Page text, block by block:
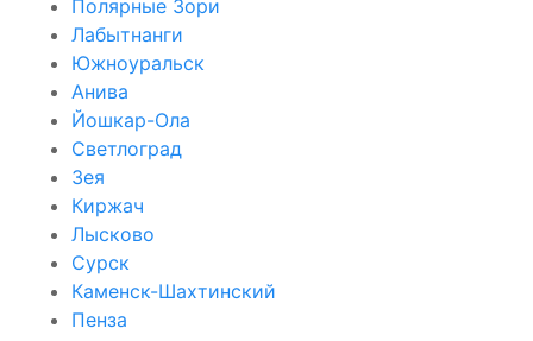
Полярные Зори
Лабытнанги
Южноуральск
Анива
Йошкар-Ола
Светлоград
Зея
Киржач
Лысково
Сурск
Каменск-Шахтинский
Пенза